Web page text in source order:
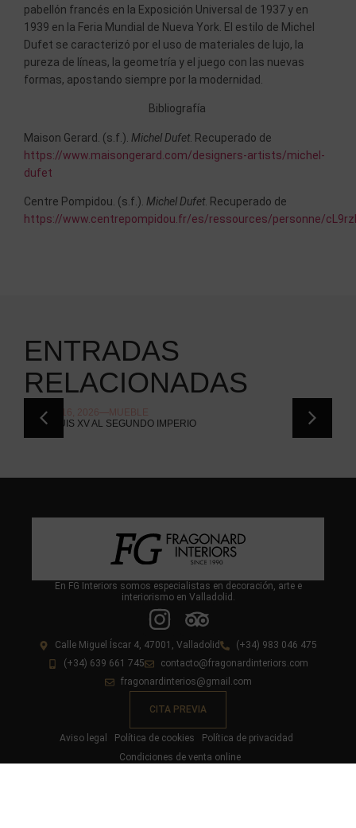
pabellón francés en la Exposición Universal de 1937 y en
1939 en la Feria Mundial de Nueva York. El estilo de Michel
Dufet se caracterizó por el uso de materiales de lujo, la
pureza de líneas, la geometría y el juego con las nuevas
formas, apostando siempre por la modernidad.
Bibliografía
Maison Gerard. (s.f.). Michel Dufet . Recuperado de
https://www.maisongerard.com/designers-artists/michel-
dufet
Centre Pompidou. (s.f.). Michel Dufet . Recuperado de
https://www.centrepompidou.fr/es/ressources/personne/
ENTRADAS
RELACIONADAS
JULIO 16, 2026
MUEBLE
DEL LUIS XV AL SEGUNDO IMPERIO
En FG Interiors somos especialistas en decoración, arte e
interiorismo en Valladolid.
Calle Miguel Íscar 4, 47001, Valladolid
(+34) 983 046 475
(+34) 639 661 745
contacto@fragonardinteriors.com
fragonardinterios@gmail.com
CITA PREVIA
Aviso legal Política de cookies
Política de privacidad
Condiciones de venta online